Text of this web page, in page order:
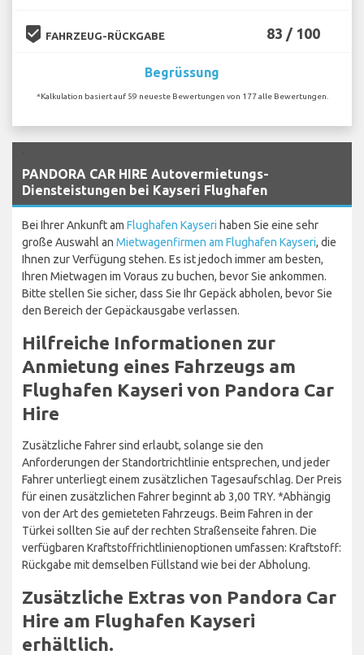
beenhere FAHRZEUG-RÜCKGABE 83 / 100
Begrüssung
*Kalkulation basiert auf 59 neueste Bewertungen von 177 alle Bewertungen.
PANDORA CAR HIRE Autovermietungs-
Diensteistungen bei Kayseri Flughafen
Bei Ihrer Ankunft am Flughafen Kayseri haben Sie eine sehr
große Auswahl an Mietwagenfirmen am Flughafen Kayseri, die
Ihnen zur Verfügung stehen. Es ist jedoch immer am besten,
Ihren Mietwagen im Voraus zu buchen, bevor Sie ankommen.
Bitte stellen Sie sicher, dass Sie Ihr Gepäck abholen, bevor Sie
den Bereich der Gepäckausgabe verlassen.
Hilfreiche Informationen zur
Anmietung eines Fahrzeugs am
Flughafen Kayseri von Pandora Car
Hire
Zusätzliche Fahrer sind erlaubt, solange sie den
Anforderungen der Standortrichtlinie entsprechen, und jeder
Fahrer unterliegt einem zusätzlichen Tagesaufschlag. Der Preis
für einen zusätzlichen Fahrer beginnt ab 3,00 TRY. *Abhängig
von der Art des gemieteten Fahrzeugs. Beim Fahren in der
Türkei sollten Sie auf der rechten Straßenseite fahren. Die
verfügbaren Kraftstoffrichtlinienoptionen umfassen: Kraftstoff:
Rückgabe mit demselben Füllstand wie bei der Abholung.
Zusätzliche Extras von Pandora Car
Hire am Flughafen Kayseri
erhältlich.